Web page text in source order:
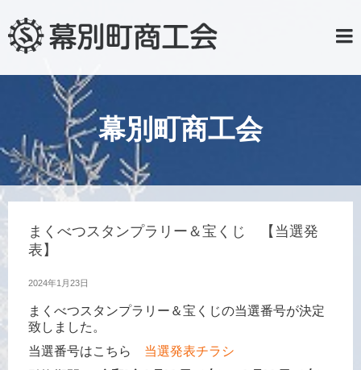
幕別町商工会
まくべつスタンプラリー＆宝くじ 【当選発
表】
2024年1月23日
まくべつスタンプラリー＆宝くじの当選番号が決定
致しました。
当選番号はこちら 当選発表チラシ